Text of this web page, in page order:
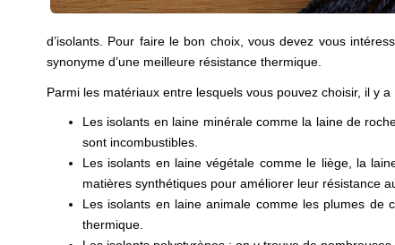
d’isolants. Pour faire le bon choix, vous devez vous
synonyme d’une meilleure résistance thermique.
Parmi les matériaux entre lesquels vous pouvez choisir, il y a
Les isolants en laine minérale comme la laine de
sont incombustibles.
Les isolants en laine végétale comme le liège, la
matières synthétiques pour améliorer leur résistance
Les isolants en laine animale comme les plumes de
thermique.